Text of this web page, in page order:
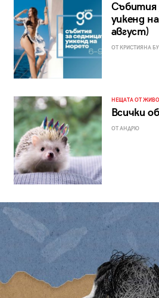
Събития
уикенд
август)
ОТ КРИСТИЯНА
НЕЩАТА ОТ
Всички
ОТ АНДРЮ